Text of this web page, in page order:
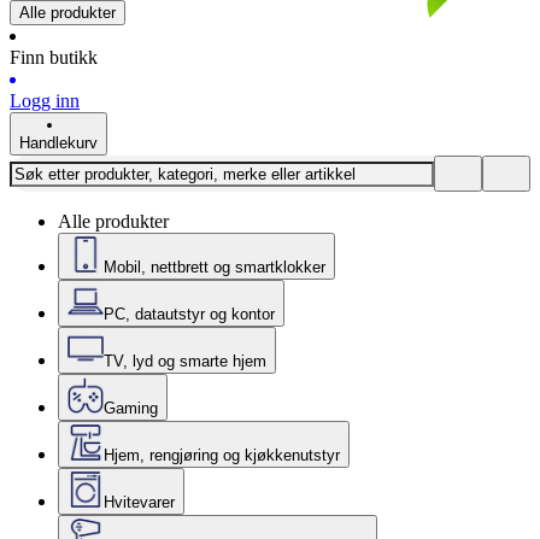
Alle produkter
Finn butikk
Logg inn
Handlekurv
Alle produkter
Mobil, nettbrett og smartklokker
PC, datautstyr og kontor
TV, lyd og smarte hjem
Gaming
Hjem, rengjøring og kjøkkenutstyr
Hvitevarer